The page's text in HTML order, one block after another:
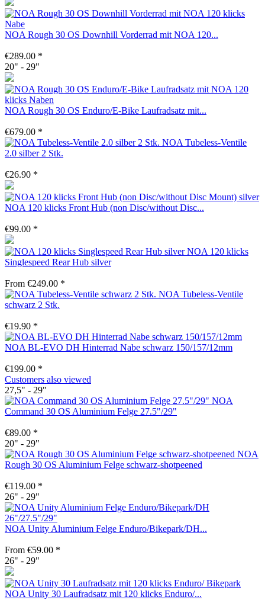
NOA Rough 30 OS Downhill Vorderrad mit NOA 120...
€289.00 *
20" - 29"
NOA Rough 30 OS Enduro/E-Bike Laufradsatz mit...
€679.00 *
NOA Tubeless-Ventile
2.0 silber 2 Stk.
€26.90 *
NOA 120 klicks Front Hub (non Disc/without Disc...
€99.00 *
NOA 120 klicks
Singlespeed Rear Hub silver
From €249.00 *
NOA Tubeless-Ventile
schwarz 2 Stk.
€19.90 *
NOA BL-EVO DH Hinterrad Nabe schwarz 150/157/12mm
€199.00 *
Customers also viewed
27,5" - 29"
NOA
Command 30 OS Aluminium Felge 27.5"/29"
€89.00 *
20" - 29"
NOA
Rough 30 OS Aluminium Felge schwarz-shotpeened
€119.00 *
26" - 29"
NOA Unity Aluminium Felge Enduro/Bikepark/DH...
From €59.00 *
26" - 29"
NOA Unity 30 Laufradsatz mit 120 klicks Enduro/...